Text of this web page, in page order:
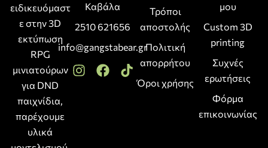
ειδικευόμαστ
ε στην 3D
εκτύπωση
RPG
μινιατούρων
για DND
παιχνίδια,
παρέχουμε
υλικά
Καβάλα
2510 621656
info@gangstabear.gr
Τρόποι
αποστολής
Πολιτική
απορρήτου
Όροι χρήσης
μου
Custom 3D
printing
Συχνές
ερωτήσεις
Φόρμα
επικοινωνίας